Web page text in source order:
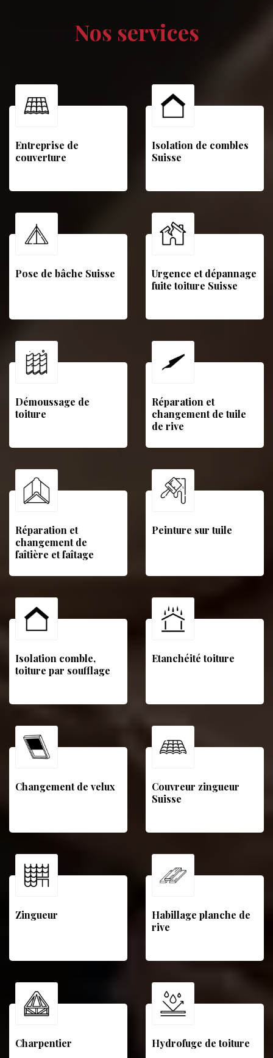
Nos services
Entreprise de
couverture
Isolation de combles
Suisse
Pose de bâche Suisse
Urgence et dépannage
fuite toiture Suisse
Démoussage de
toiture
Réparation et
changement de tuile
de rive
Réparation et
changement de
faîtière et faîtage
Peinture sur tuile
Isolation comble,
toiture par soufflage
Etanchéité toiture
Changement de velux
Couvreur zingueur
Suisse
Zingueur
Habillage planche de
rive
Charpentier Hydrofuge de toiture